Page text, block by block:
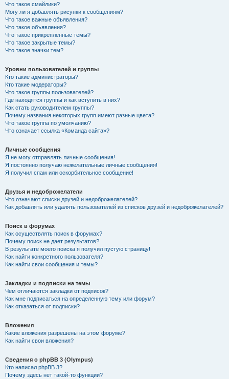
Что такое смайлики?
Могу ли я добавлять рисунки к сообщениям?
Что такое важные объявления?
Что такое объявления?
Что такое прикрепленные темы?
Что такое закрытые темы?
Что такое значки тем?
Уровни пользователей и группы
Кто такие администраторы?
Кто такие модераторы?
Что такое группы пользователей?
Где находятся группы и как вступить в них?
Как стать руководителем группы?
Почему названия некоторых групп имеют разные цвета?
Что такое группа по умолчанию?
Что означает ссылка «Команда сайта»?
Личные сообщения
Я не могу отправлять личные сообщения!
Я постоянно получаю нежелательные личные сообщения!
Я получил спам или оскорбительное сообщение!
Друзья и недоброжелатели
Что означают списки друзей и недоброжелателей?
Как добавлять или удалять пользователей из списков друзей и недоброжелателей?
Поиск в форумах
Как осуществлять поиск в форумах?
Почему поиск не дает результатов?
В результате моего поиска я получил пустую страницу!
Как найти конкретного пользователя?
Как найти свои сообщения и темы?
Закладки и подписки на темы
Чем отличаются закладки от подписок?
Как мне подписаться на определенную тему или форум?
Как отказаться от подписки?
Вложения
Какие вложения разрешены на этом форуме?
Как найти свои вложения?
Сведения о phpBB 3 (Olympus)
Кто написал phpBB 3?
Почему здесь нет такой-то функции?